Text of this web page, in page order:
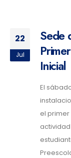
22
Jul
Sede
Inicial
El
el